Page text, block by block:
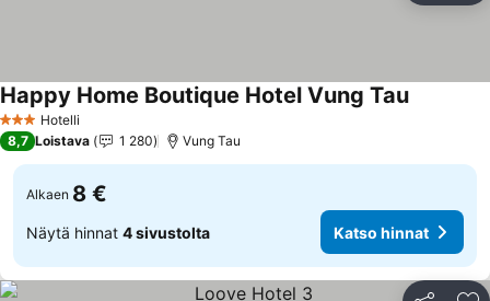
3 Tähtiluokitus
Hotelli
Happy Home Boutique Hotel Vung Tau
8,7 Loistava 1 280 Vung Tau
Alkaen 8 €
Näytä hinnat 4 sivustolta Katso hinnat